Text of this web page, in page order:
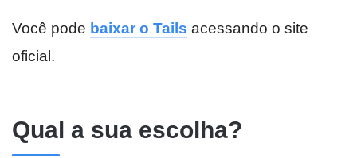
Você pode baixar o Tails acessando o site
oficial.
Qual a sua escolha?